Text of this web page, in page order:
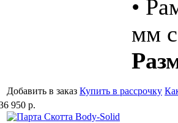
•
мм
Добавить в заказ Купить в рассрочку
950 р.